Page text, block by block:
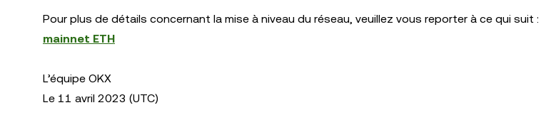
Pour plus de détails concernant la mise à niveau du réseau, veuillez vous reporter à ce qui suit :
mainnet ETH
L’équipe OKX
Le 11 avril 2023 (UTC)